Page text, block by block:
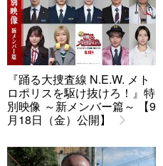
『踊る大捜査線 N.E.W. メト
ロポリスを駆け抜けろ！』特
別映像 ～新メンバー篇～ 【9
月18日（金）公開】